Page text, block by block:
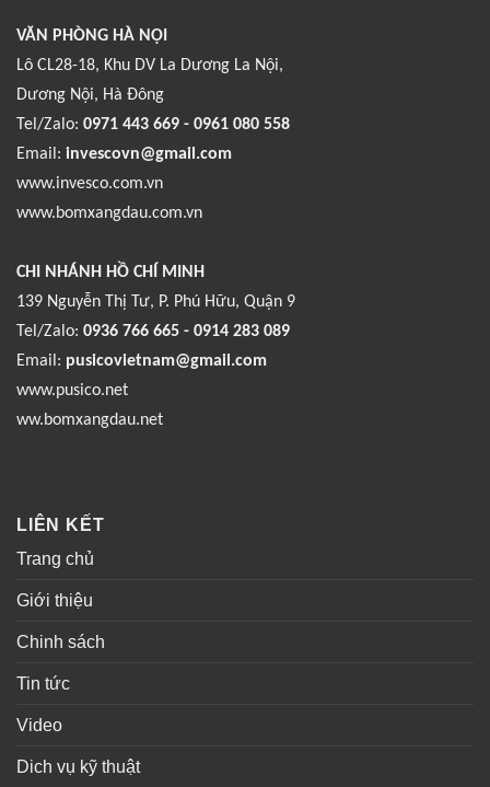
VĂN PHÒNG HÀ NỘI
Lô CL28-18, Khu DV La Dương La Nội,
Dương Nội, Hà Đông
Tel/Zalo: 0971 443 669 - 0961 080 558
Email: invescovn@gmail.com
www.invesco.com.vn
www.bomxangdau.com.vn
CHI NHÁNH HỒ CHÍ MINH
139 Nguyễn Thị Tư, P. Phú Hữu, Quận 9
Tel/Zalo: 0936 766 665 - 0914 283 089
Email: pusicovietnam@gmail.com
www.pusico.net
ww.bomxangdau.net
LIÊN KẾT
Trang chủ
Giới thiệu
Chinh sách
Tin tức
Video
Dich vụ kỹ thuật